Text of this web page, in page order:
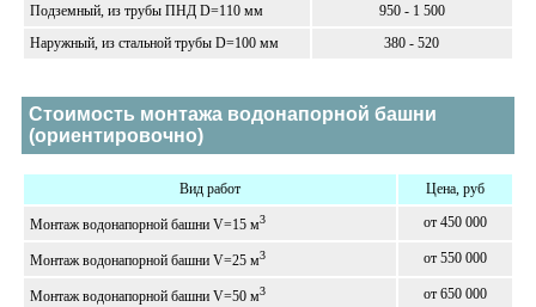
Подземный, из трубы ПНД D=110 мм
950 - 1 500
Наружный, из стальной трубы D=100 мм
380 - 520
Стоимость монтажа водонапорной башни
(ориентировочно)
Вид работ Цена, руб
Монтаж водонапорной башни V=15 м3 от 450 000
Монтаж водонапорной башни V=25 м3 от 550 000
Монтаж водонапорной башни V=50 м3 от 650 000